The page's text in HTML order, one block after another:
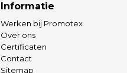
Informatie
Werken bij Promotex
Over ons
Certificaten
Contact
Sitemap